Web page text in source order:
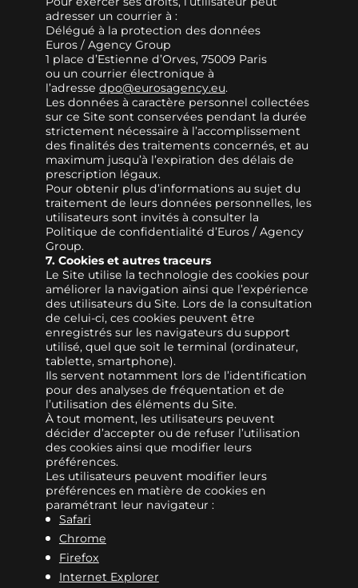
adresser un courrier à :
Délégué à la protection des données
Euros / Agency Group
1 place d’Estienne d’Orves, 75009 Paris
ou un courrier électronique à
l’adresse dpo@eurosagency.eu.
Les données à caractère personnel collectées
sur ce Site sont conservées pendant la durée
strictement nécessaire à l’accomplissement
des finalités des traitements concernés, et au
maximum jusqu’à l’expiration des délais de
prescription légaux.
Pour obtenir plus d’informations au sujet du
traitement de leurs données personnelles, les
utilisateurs sont invités à consulter la
Politique de confidentialité d’Euros / Agency
Group.
7. Cookies et autres traceurs
Le Site utilise la technologie des cookies pour
améliorer la navigation ainsi que l’expérience
des utilisateurs du Site. Lors de la consultation
de celui-ci, ces cookies peuvent être
enregistrés sur les navigateurs du support
utilisé, quel que soit le terminal (ordinateur,
tablette, smartphone).
Ils servent notamment lors de l’identification
pour des analyses de fréquentation et de
l’utilisation des éléments du Site.
À tout moment, les utilisateurs peuvent
décider d’accepter ou de refuser l’utilisation
des cookies ainsi que modifier leurs
préférences.
Les utilisateurs peuvent modifier leurs
préférences en matière de cookies en
paramétrant leur navigateur :
Safari
Chrome
Firefox
Internet Explorer